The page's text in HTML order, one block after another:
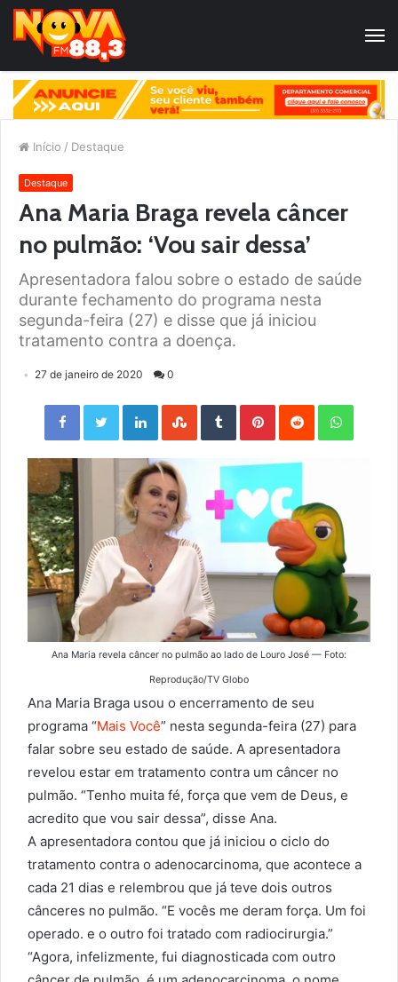
Início / Destaque
Destaque
Ana Maria Braga revela câncer
no pulmão: ‘Vou sair dessa’
Apresentadora falou sobre o estado de saúde
durante fechamento do programa nesta
segunda-feira (27) e disse que já iniciou
tratamento contra a doença.
27 de janeiro de 2020 0
Facebook Twitter LinkedIn StumbleUpon Tumblr Pinterest Reddit
Ana Maria revela câncer no pulmão ao lado de Louro José — Foto:
Reprodução/TV Globo
Ana Maria Braga usou o encerramento de seu
programa “Mais Você” nesta segunda-feira (27) para
falar sobre seu estado de saúde. A apresentadora
revelou estar em tratamento contra um câncer no
pulmão. “Tenho muita fé, força que vem de Deus, e
acredito que vou sair dessa”, disse Ana.
A apresentadora contou que já iniciou o ciclo do
tratamento contra o adenocarcinoma, que acontece a
cada 21 dias e relembrou que já teve dois outros
cânceres no pulmão. “E vocês me deram força. Um foi
operado. e o outro foi tratado com radiocirurgia.”
“Agora, infelizmente, fui diagnosticada com outro